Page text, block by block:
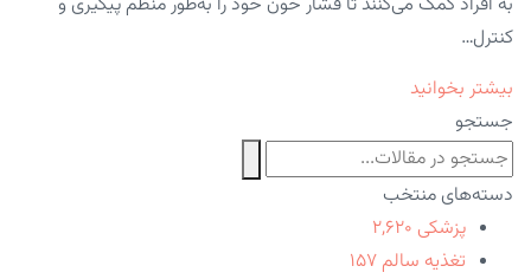
کنترل…
بیشتر بخوانید
جستجو
دسته‌های منتخب
پزشکی ۲,۶۲۰
تغذیه سالم ۱۵۷